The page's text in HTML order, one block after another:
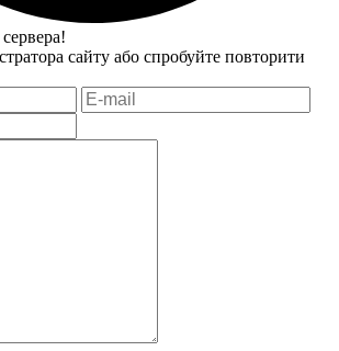
сайту або спробуйте повторити